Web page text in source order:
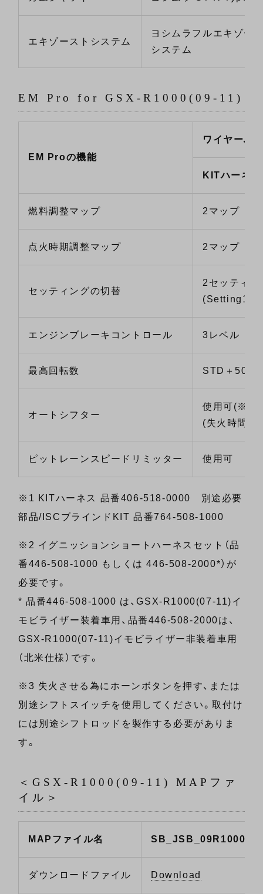
エキゾーストシステム
ヨシムラフルエキゾー
システム
EM Pro for GSX-R1000(09-11)
EM Proの機能
ワイヤーハ
KITハーネ
燃料調整マップ 2マップ
点火時期調整マップ 2マップ
セッティングの切替
2セッティ
(Setting1/
エンジンブレーキコントロール 3レベル
最高回転数 STD＋
オートシフター
使用可(※3)
(失火時間の
ピットレーンスピードリミッター 使用可
※1 KITハーネス 品番406-518-0000 別途必要
部品/ISCブラインドKIT 品番764-508-1000
※2 イグニッションショートハーネスセット（品
番446-508-1000 もしくは 446-508-2000*）が
必要です。
* 品番446-508-1000 は、GSX-R1000(07-11)イ
モビライザー装着車用、品番446-508-2000は、
GSX-R1000(07-11)イモビライザー非装着車用
（北米仕様）です。
※3 失火させる為にホーンボタンを押す、または
別途シフトスイッチを使用してください。取付け
には別途シフトロッドを製作する必要がありま
す。
＜GSX-R1000(09-11) MAPファ
イル＞
MAPファイル名
ダウンロードファイル Download